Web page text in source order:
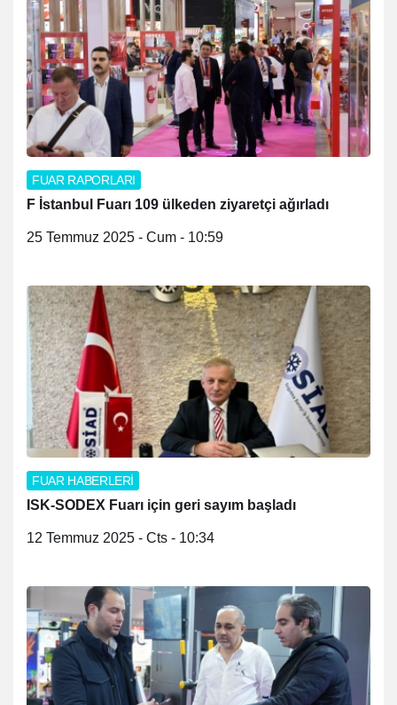
FUAR RAPORLARI
F İstanbul Fuarı 109 ülkeden ziyaretçi ağırladı
25 Temmuz 2025 - Cum - 10:59
FUAR HABERLERİ
ISK-SODEX Fuarı için geri sayım başladı
12 Temmuz 2025 - Cts - 10:34